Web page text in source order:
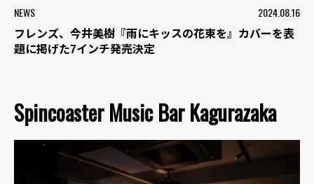
NEWS 2024.08.16
フレンズ、今井美樹『雨にキッスの花束を』カバーを表
題に掲げた7インチ発売決定
Spincoaster Music Bar Kagurazaka